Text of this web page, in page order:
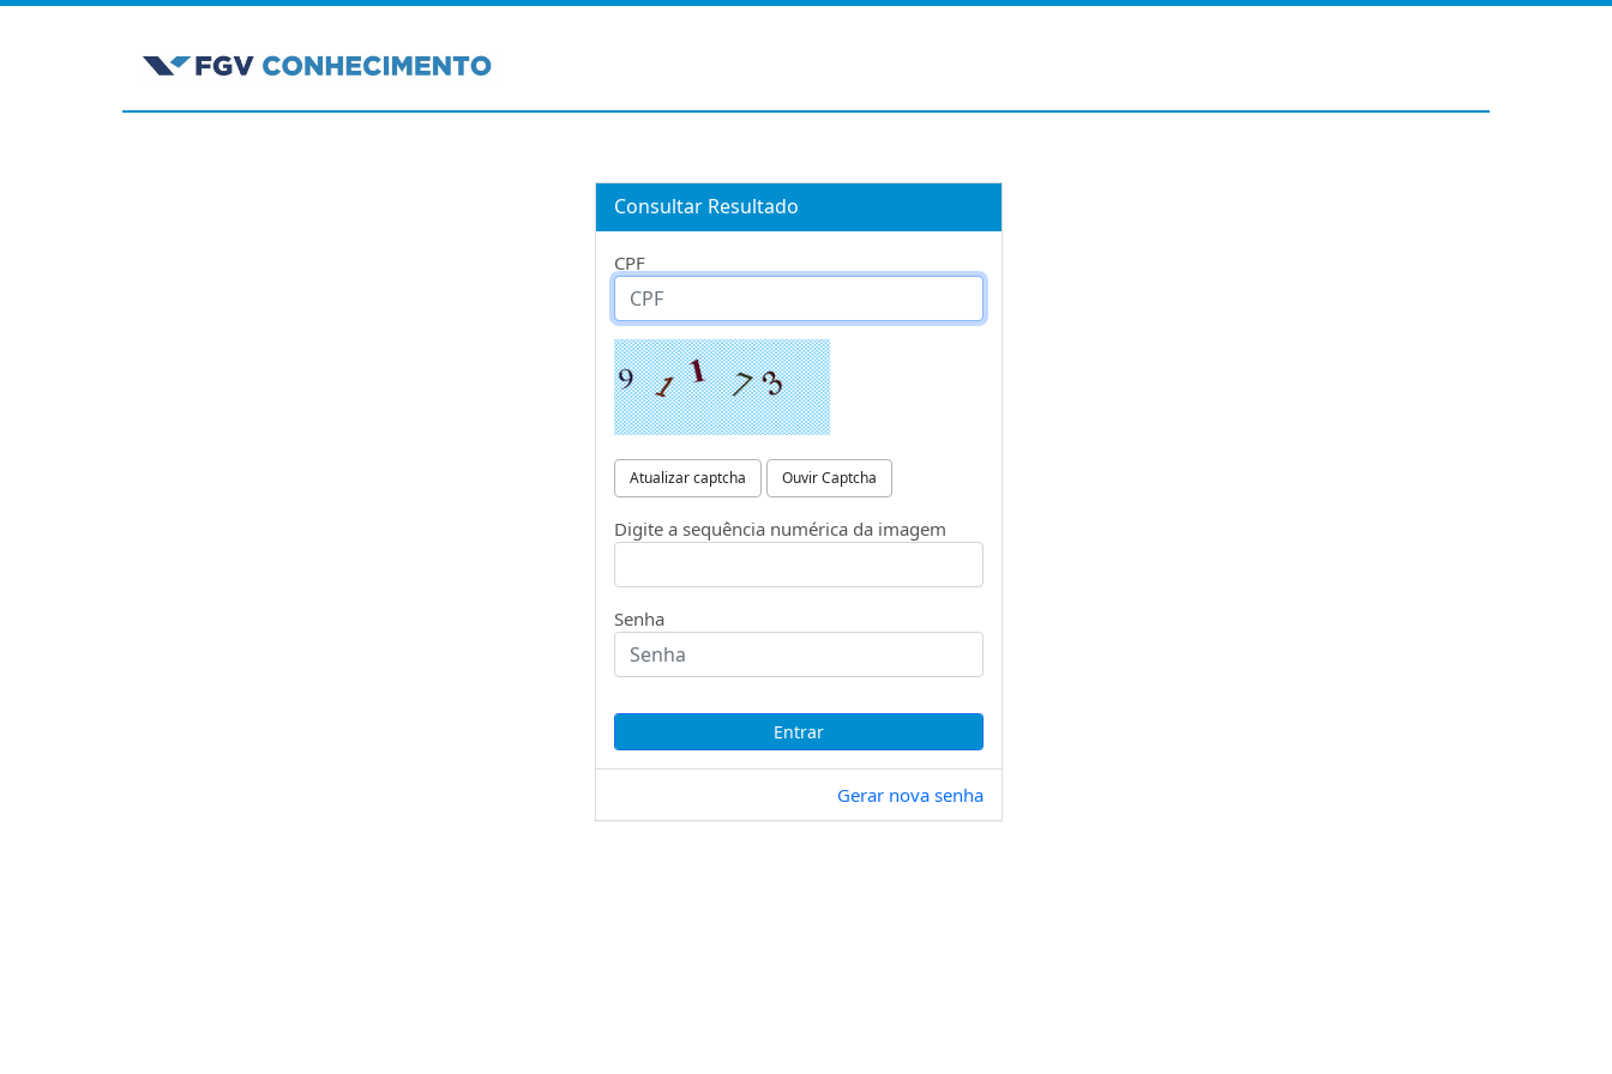
Consultar Resultado
CPF
Atualizar captcha Ouvir Captcha
Digite a sequência numérica da imagem
Senha
Gerar nova senha